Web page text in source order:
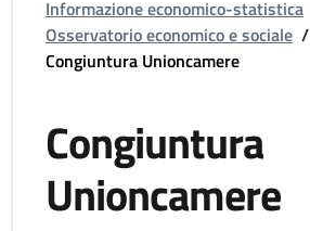
Informazione economico-statistica
Osservatorio economico e sociale /
Congiuntura Unioncamere
Congiuntura
Unioncamere